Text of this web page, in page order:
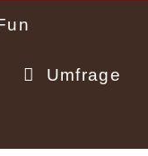
Umfrage